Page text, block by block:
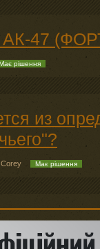
АК-47
рішення
из
Має рішення